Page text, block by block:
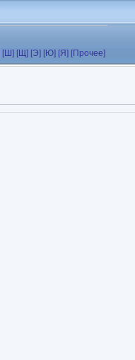
[Ш] [Щ] [Э] [Ю] [Я] [Прочее]